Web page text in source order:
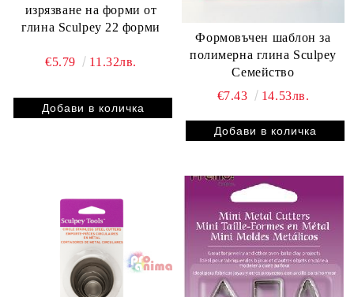
изрязване на форми от
глина Sculpey 22 форми
€5.79 11.32лв.
Формовъчен шаблон за
полимерна глина Sculpey
Семейство
€7.43
14.53лв.